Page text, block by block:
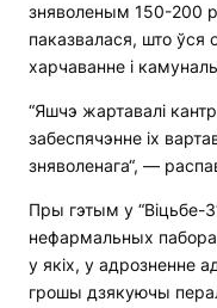
зняволеным 150-200
паказвалася, што ўся
харчаванне і
“Яшчэ жартавалі
забеспячэнне іх
зняволенага“, —
Пры гэтым у “Віцьбе-
нефармальных
у якіх, у адрозненне
грошы дзякуючы